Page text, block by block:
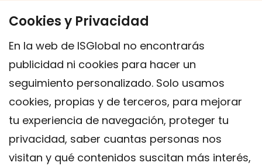
Cookies y Privacidad
En la web de ISGlobal no encontrarás
publicidad ni cookies para hacer un
seguimiento personalizado. Solo usamos
cookies, propias y de terceros, para mejorar
tu experiencia de navegación, proteger tu
privacidad, saber cuantas personas nos
visitan y qué contenidos suscitan más interés,